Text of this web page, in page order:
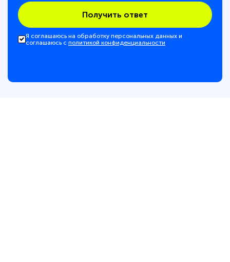
Получить ответ
Я соглашаюсь на обработку персональных данных и
соглашаюсь с политикой конфиденциальности